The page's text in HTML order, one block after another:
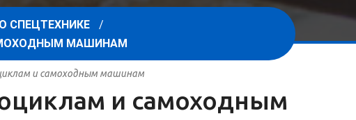
СПЕЦТЕХНИКЕ
МАШИНАМ
и самоходным машинам
и самоходным